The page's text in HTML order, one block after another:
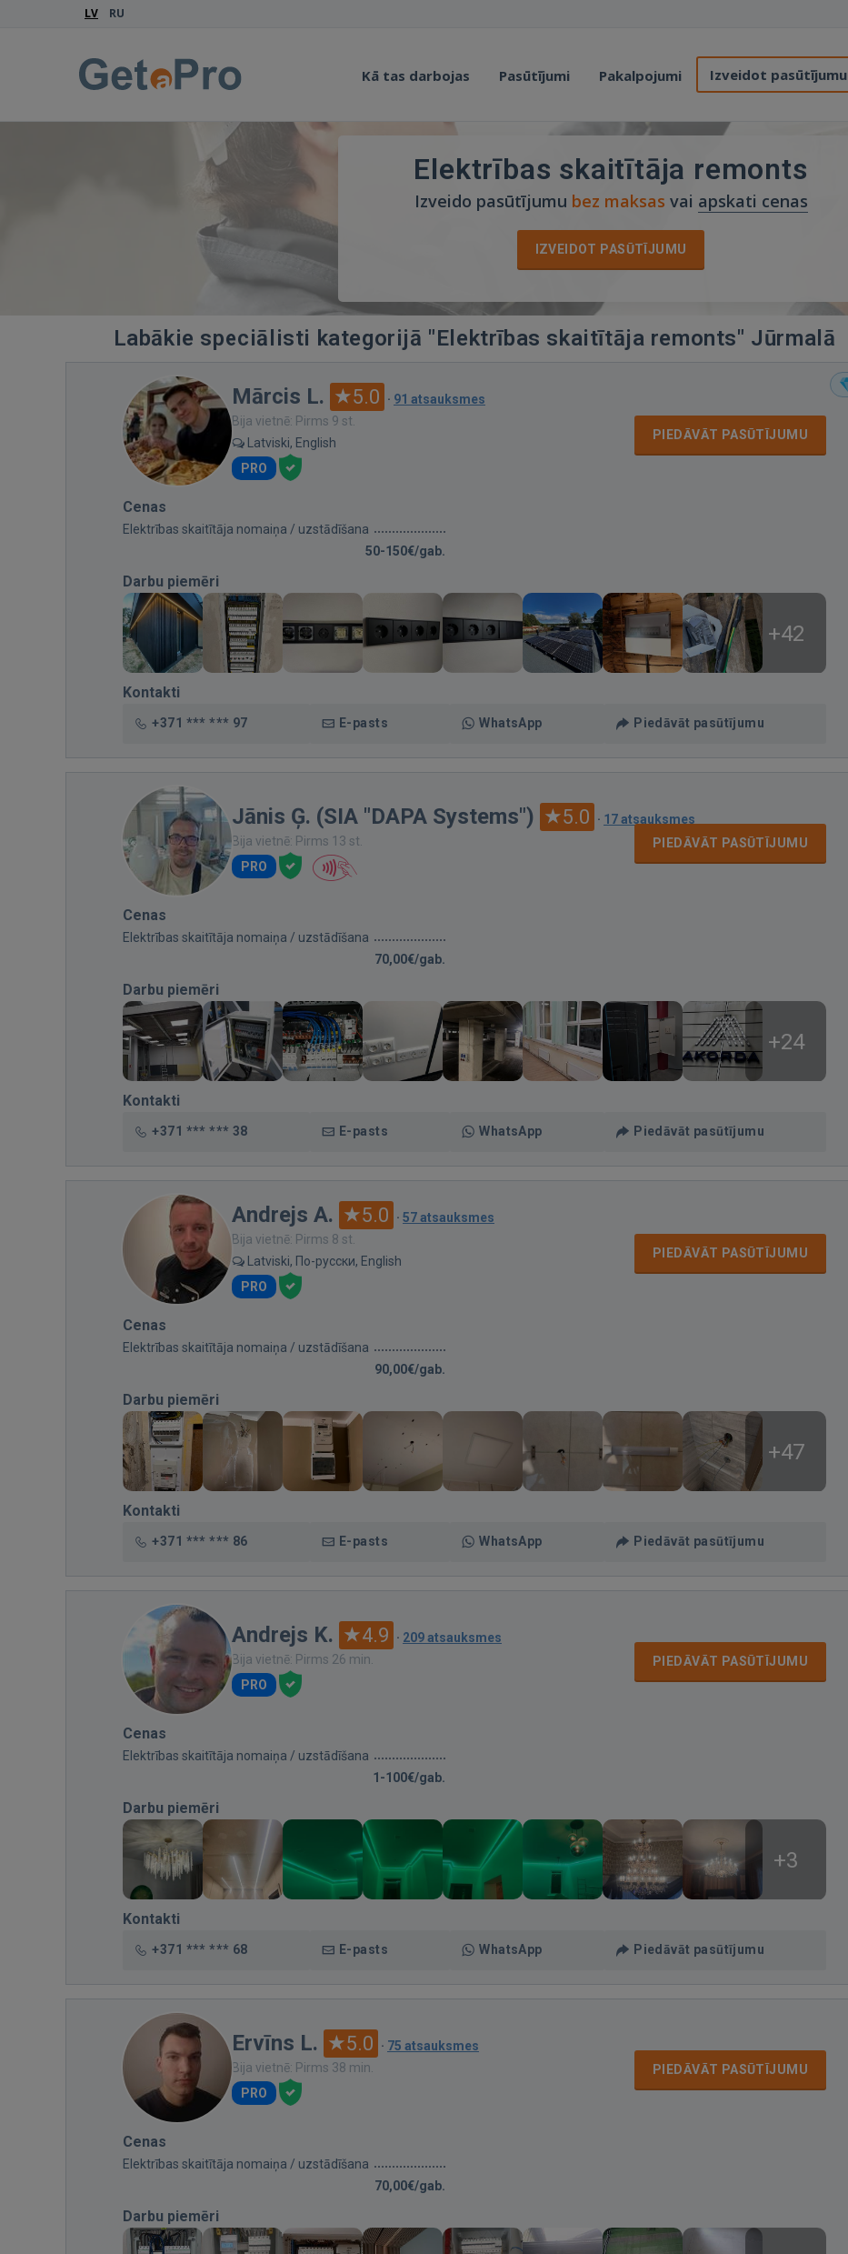
LV RU
Kā tas darbojas Pasūtījumi Pakalpojumi Izveidot pasūtījumu
Elektrības skaitītāja remonts
Izveido pasūtījumu bez maksas vai apskati cenas
IZVEIDOT PASŪTĪJUMU
Labākie speciālisti kategorijā "Elektrības skaitītāja remonts" Jūrmalā
Mārcis L. 5.0 · 91 atsauksmes
Bija vietnē: Pirms 9 st.
Latviski, English
PRO
PIEDĀVĀT PASŪTĪJUMU
Cenas
Elektrības skaitītāja nomaiņa / uzstādīšana
50-150€/gab.
Darbu piemēri
+42
Kontakti
+371 *** *** 97 E-pasts WhatsApp Piedāvāt pasūtījumu
Jānis Ģ. (SIA "DAPA Systems") 5.0 · 17 atsauksmes
Bija vietnē: Pirms 13 st.
PRO
PIEDĀVĀT PASŪTĪJUMU
Cenas
Elektrības skaitītāja nomaiņa / uzstādīšana
70,00€/gab.
Darbu piemēri
+24
Kontakti
+371 *** *** 38 E-pasts WhatsApp Piedāvāt pasūtījumu
Andrejs A. 5.0 · 57 atsauksmes
Bija vietnē: Pirms 8 st.
Latviski, По-русски, English
PRO
PIEDĀVĀT PASŪTĪJUMU
Cenas
Elektrības skaitītāja nomaiņa / uzstādīšana
90,00€/gab.
Darbu piemēri
+47
Kontakti
+371 *** *** 86 E-pasts WhatsApp Piedāvāt pasūtījumu
Andrejs K. 4.9 · 209 atsauksmes
Bija vietnē: Pirms 26 min.
PRO
PIEDĀVĀT PASŪTĪJUMU
Cenas
Elektrības skaitītāja nomaiņa / uzstādīšana
1-100€/gab.
Darbu piemēri
+3
Kontakti
+371 *** *** 68 E-pasts WhatsApp Piedāvāt pasūtījumu
Ervīns L. 5.0 · 75 atsauksmes
Bija vietnē: Pirms 38 min.
PRO
PIEDĀVĀT PASŪTĪJUMU
Cenas
Elektrības skaitītāja nomaiņa / uzstādīšana
70,00€/gab.
Darbu piemēri